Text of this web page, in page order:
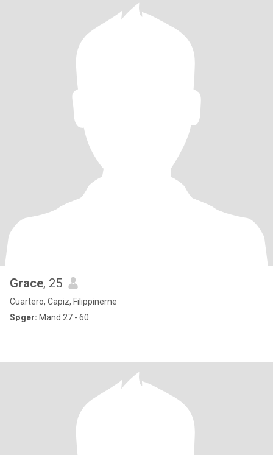
Grace, 25
Cuartero, Capiz, Filippinerne
Søger: Mand 27 - 60